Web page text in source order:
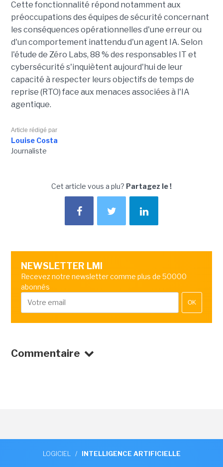
Cette fonctionnalité répond notamment aux
préoccupations des équipes de sécurité concernant
les conséquences opérationnelles d'une erreur ou
d'un comportement inattendu d'un agent IA. Selon
l'étude de Zéro Labs, 88 % des responsables IT et
cybersécurité s'inquiètent aujourd'hui de leur
capacité à respecter leurs objectifs de temps de
reprise (RTO) face aux menaces associées à l'IA
agentique.
Article rédigé par
Louise Costa
Journaliste
Cet article vous a plu? Partagez le !
NEWSLETTER LMI
Recevez notre newsletter comme plus de 50000
abonnés
OK
Commentaire
LOGICIEL / INTELLIGENCE ARTIFICIELLE